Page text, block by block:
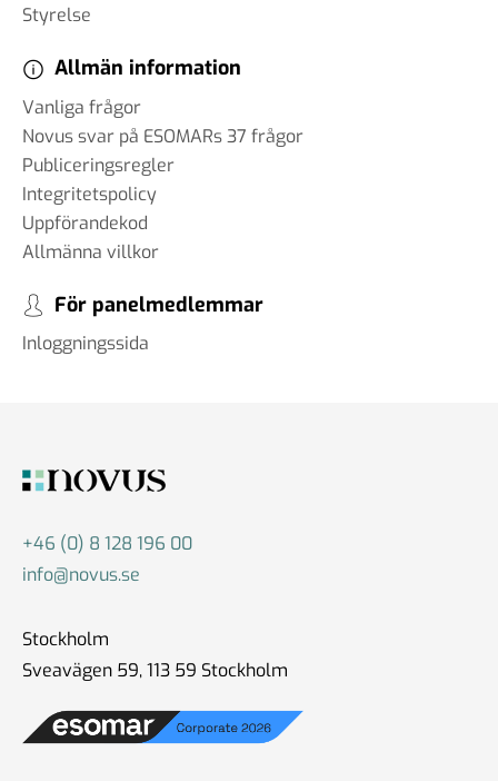
Styrelse
Allmän information
Vanliga frågor
Novus svar på ESOMARs 37 frågor
Publiceringsregler
Integritetspolicy
Uppförandekod
Allmänna villkor
För panelmedlemmar
Inloggningssida
+46 (0) 8 128 196 00
info@novus.se
Stockholm
Sveavägen 59, 113 59 Stockholm